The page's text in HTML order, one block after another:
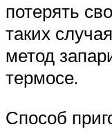
потерять
таких
метод
термосе.
Способ